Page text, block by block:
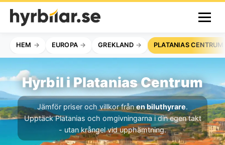
HEM EUROPA GREKLAND PLATANIAS CENTRUM
Hyrbil i Platanias Centrum
Jämför priser och villkor frånen biluthyrare.
Upptäck Platanias och omgivningarna i din egen takt
- utan krångel vid upphämtning.